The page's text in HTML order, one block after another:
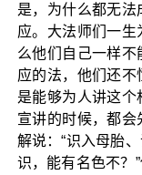
是，为什么都无法
应。大法师们一
么他们自己一样不
应的法，他们还
是能够为人讲这
宣讲的时候，都
解说：“识入母胎
识，能有名色不？